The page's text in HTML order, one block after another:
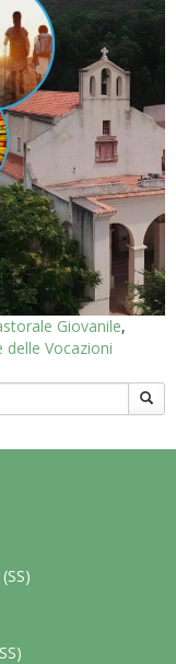
Giovanile,
Vocazioni